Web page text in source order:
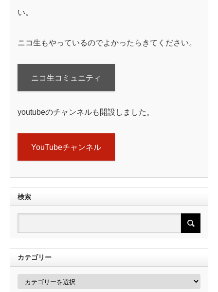
い。
ニコ生もやっているのでよかったらきてください。
ニコ生コミュニティ
youtubeのチャンネルも開設しました。
YouTubeチャンネル
検索
カテゴリー
カ